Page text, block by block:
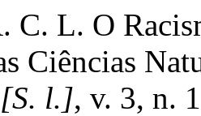
C. L. O
Ciências
[S. l.], v. 3, n.